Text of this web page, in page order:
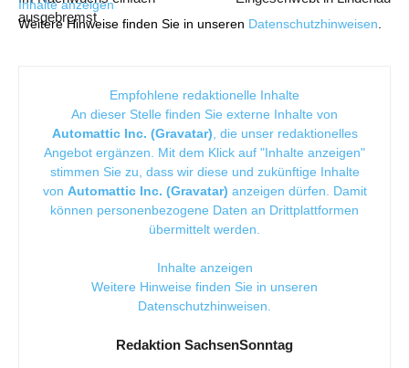
Inhalte anzeigen
Weitere Hinweise finden Sie in unseren Datenschutzhinweisen.
ausgebremst
Empfohlene redaktionelle Inhalte
An dieser Stelle finden Sie externe Inhalte von
Automattic Inc. (Gravatar), die unser redaktionelles
Angebot ergänzen. Mit dem Klick auf "Inhalte anzeigen"
stimmen Sie zu, dass wir diese und zukünftige Inhalte
von Automattic Inc. (Gravatar) anzeigen dürfen. Damit
können personenbezogene Daten an Drittplattformen
übermittelt werden.
Inhalte anzeigen
Weitere Hinweise finden Sie in unseren
Datenschutzhinweisen.
Redaktion SachsenSonntag